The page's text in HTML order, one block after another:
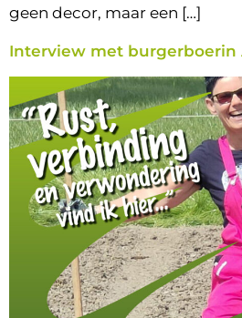
geen decor, maar een […]
Interview met burgerboerin